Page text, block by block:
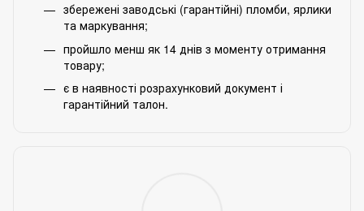
збережені заводські (гарантійні) пломби, ярлики
та маркування;
пройшло менш як 14 днів з моменту отримання
товару;
є в наявності розрахунковий документ і
гарантійний талон.